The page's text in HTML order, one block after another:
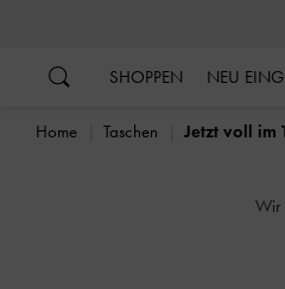
SHOPPEN NEU
Home Taschen Jetzt voll im
Wir